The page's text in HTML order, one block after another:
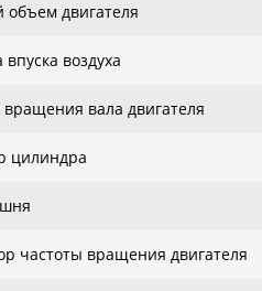
объем двигателя
воздуха
вращения вала двигателя
цилиндра
частоты вращения двигателя